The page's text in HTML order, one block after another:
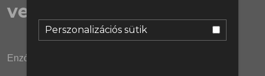
Perszonalizációs sütik
vezetőséggel!
Enzónak és Rúbennek a bejárat immár kijárat.